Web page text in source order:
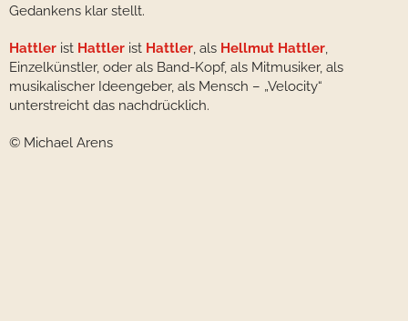
Gedankens klar stellt.
Hattler ist Hattler ist Hattler, als Hellmut Hattler,
Einzelkünstler, oder als Band-Kopf, als Mitmusiker, als
musikalischer Ideengeber, als Mensch – „Velocity“
unterstreicht das nachdrücklich.
© Michael Arens